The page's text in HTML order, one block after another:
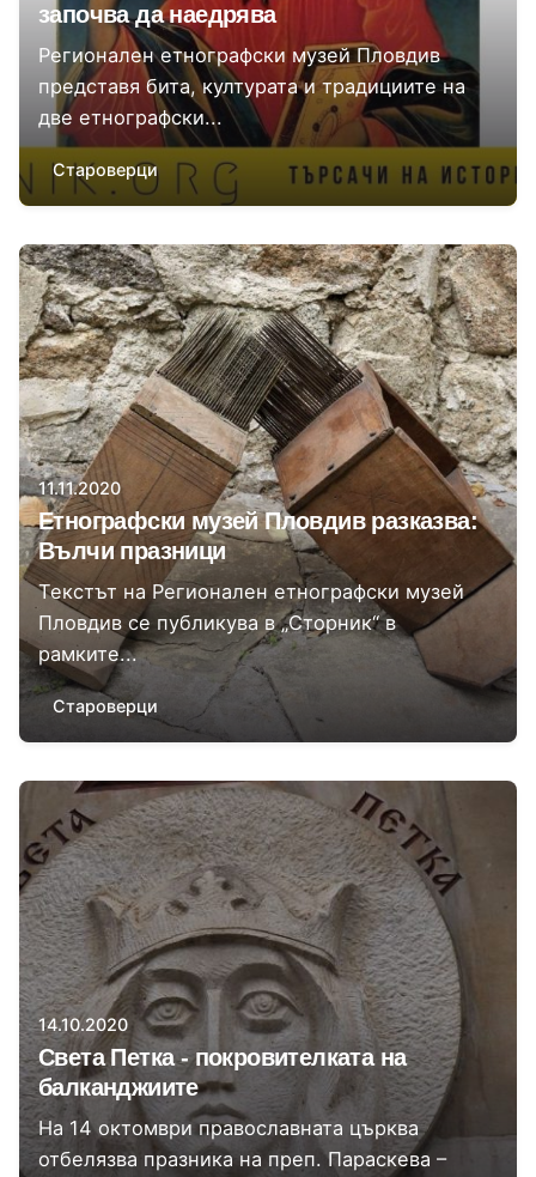
започва да наедрява
Регионален етнографски музей Пловдив
представя бита, културата и традициите на
две етнографски...
Староверци
Автор
Регионален етнографски музей Пловдив
11.11.2020
Етнографски музей Пловдив разказва:
Вълчи празници
Текстът на Регионален етнографски музей
Пловдив се публикува в „Сторник“ в
рамките...
Староверци
Автор
Момчил Цонев
14.10.2020
Света Петка - покровителката на
балканджиите
На 14 октомври православната църква
отбелязва празника на преп. Параскева –